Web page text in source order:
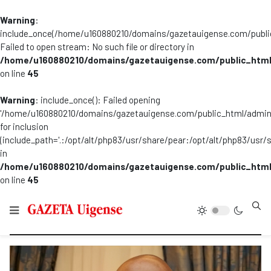
Warning:
include_once(/home/u160880210/domains/gazetauigense.com/
Failed to open stream: No such file or directory in
/home/u160880210/domains/gazetauigense.com/
on line 45
Warning: include_once(): Failed opening
'/home/u160880210/domains/gazetauigense.com/public_html/
for inclusion
(include_path='.:/opt/alt/php83/usr/share/pear:/opt/alt/php83/
in
/home/u160880210/domains/gazetauigense.com/
on line 45